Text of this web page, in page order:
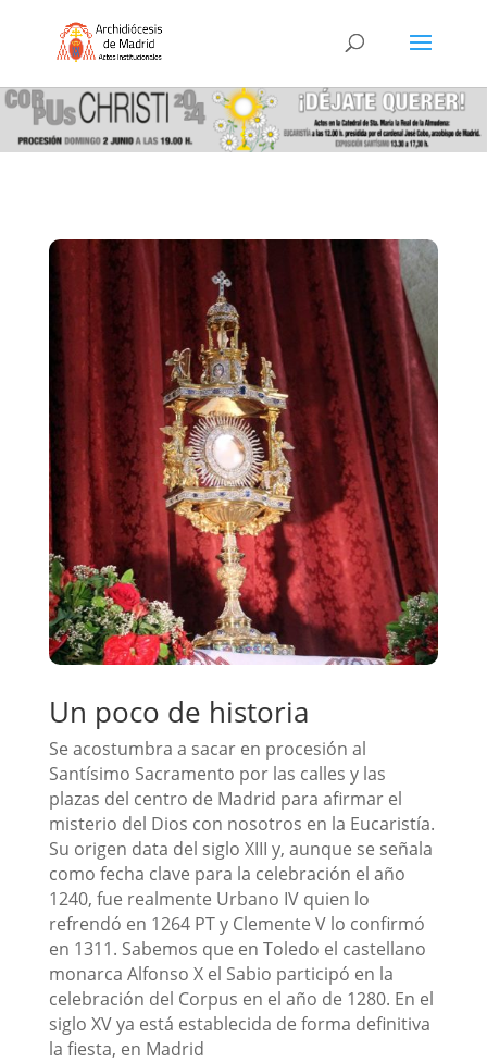
Un poco de historia
Se acostumbra a sacar en procesión al
Santísimo Sacramento por las calles y las
plazas del centro de Madrid para afirmar el
misterio del Dios con nosotros en la Eucaristía.
Su origen data del siglo XIII y, aunque se señala
como fecha clave para la celebración el año
1240, fue realmente Urbano IV quien lo
refrendó en 1264 PT y Clemente V lo confirmó
en 1311. Sabemos que en Toledo el castellano
monarca Alfonso X el Sabio participó en la
celebración del Corpus en el año de 1280. En el
siglo XV ya está establecida de forma definitiva
la fiesta, en Madrid